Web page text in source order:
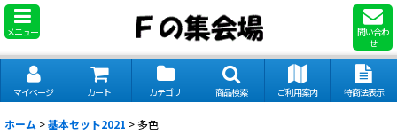
メニュー
問い合わ
せ
マイページ カート カテゴリ 商品検索 ご利用案内 特商法表示
ホーム >基本セット2021 >多色